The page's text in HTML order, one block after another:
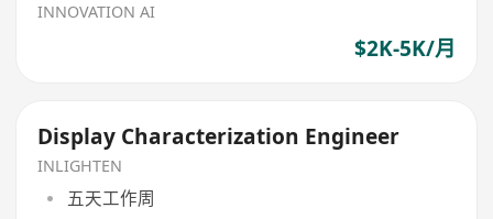
INNOVATION AI
$2K-5K/月
Display Characterization Engineer
INLIGHTEN
五天工作周